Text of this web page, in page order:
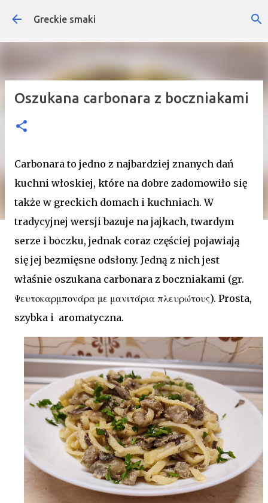
Przejdź do głównej zawartości
Greckie smaki
Oszukana carbonara z boczniakami
Carbonara to jedno z najbardziej znanych dań
kuchni włoskiej, które na dobre zadomowiło się
także w greckich domach i kuchniach. W
tradycyjnej wersji bazuje na jajkach, twardym
serze i boczku, jednak coraz częściej pojawiają
się jej bezmięsne odsłony. Jedną z nich jest
właśnie oszukana carbonara z boczniakami (gr.
Ψευτοκαρμπονάρα με μανιτάρια πλευρώτους). Prosta,
szybka i aromatyczna.